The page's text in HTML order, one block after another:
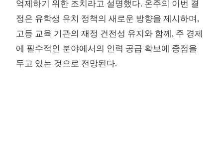
억제하기 위한 조치라고 설명했다. 온주의 이번 결
정은 유학생 유치 정책의 새로운 방향을 제시하며,
고등 교육 기관의 재정 건전성 유지와 함께, 주 경제
에 필수적인 분야에서의 인력 공급 확보에 중점을
두고 있는 것으로 전망된다.